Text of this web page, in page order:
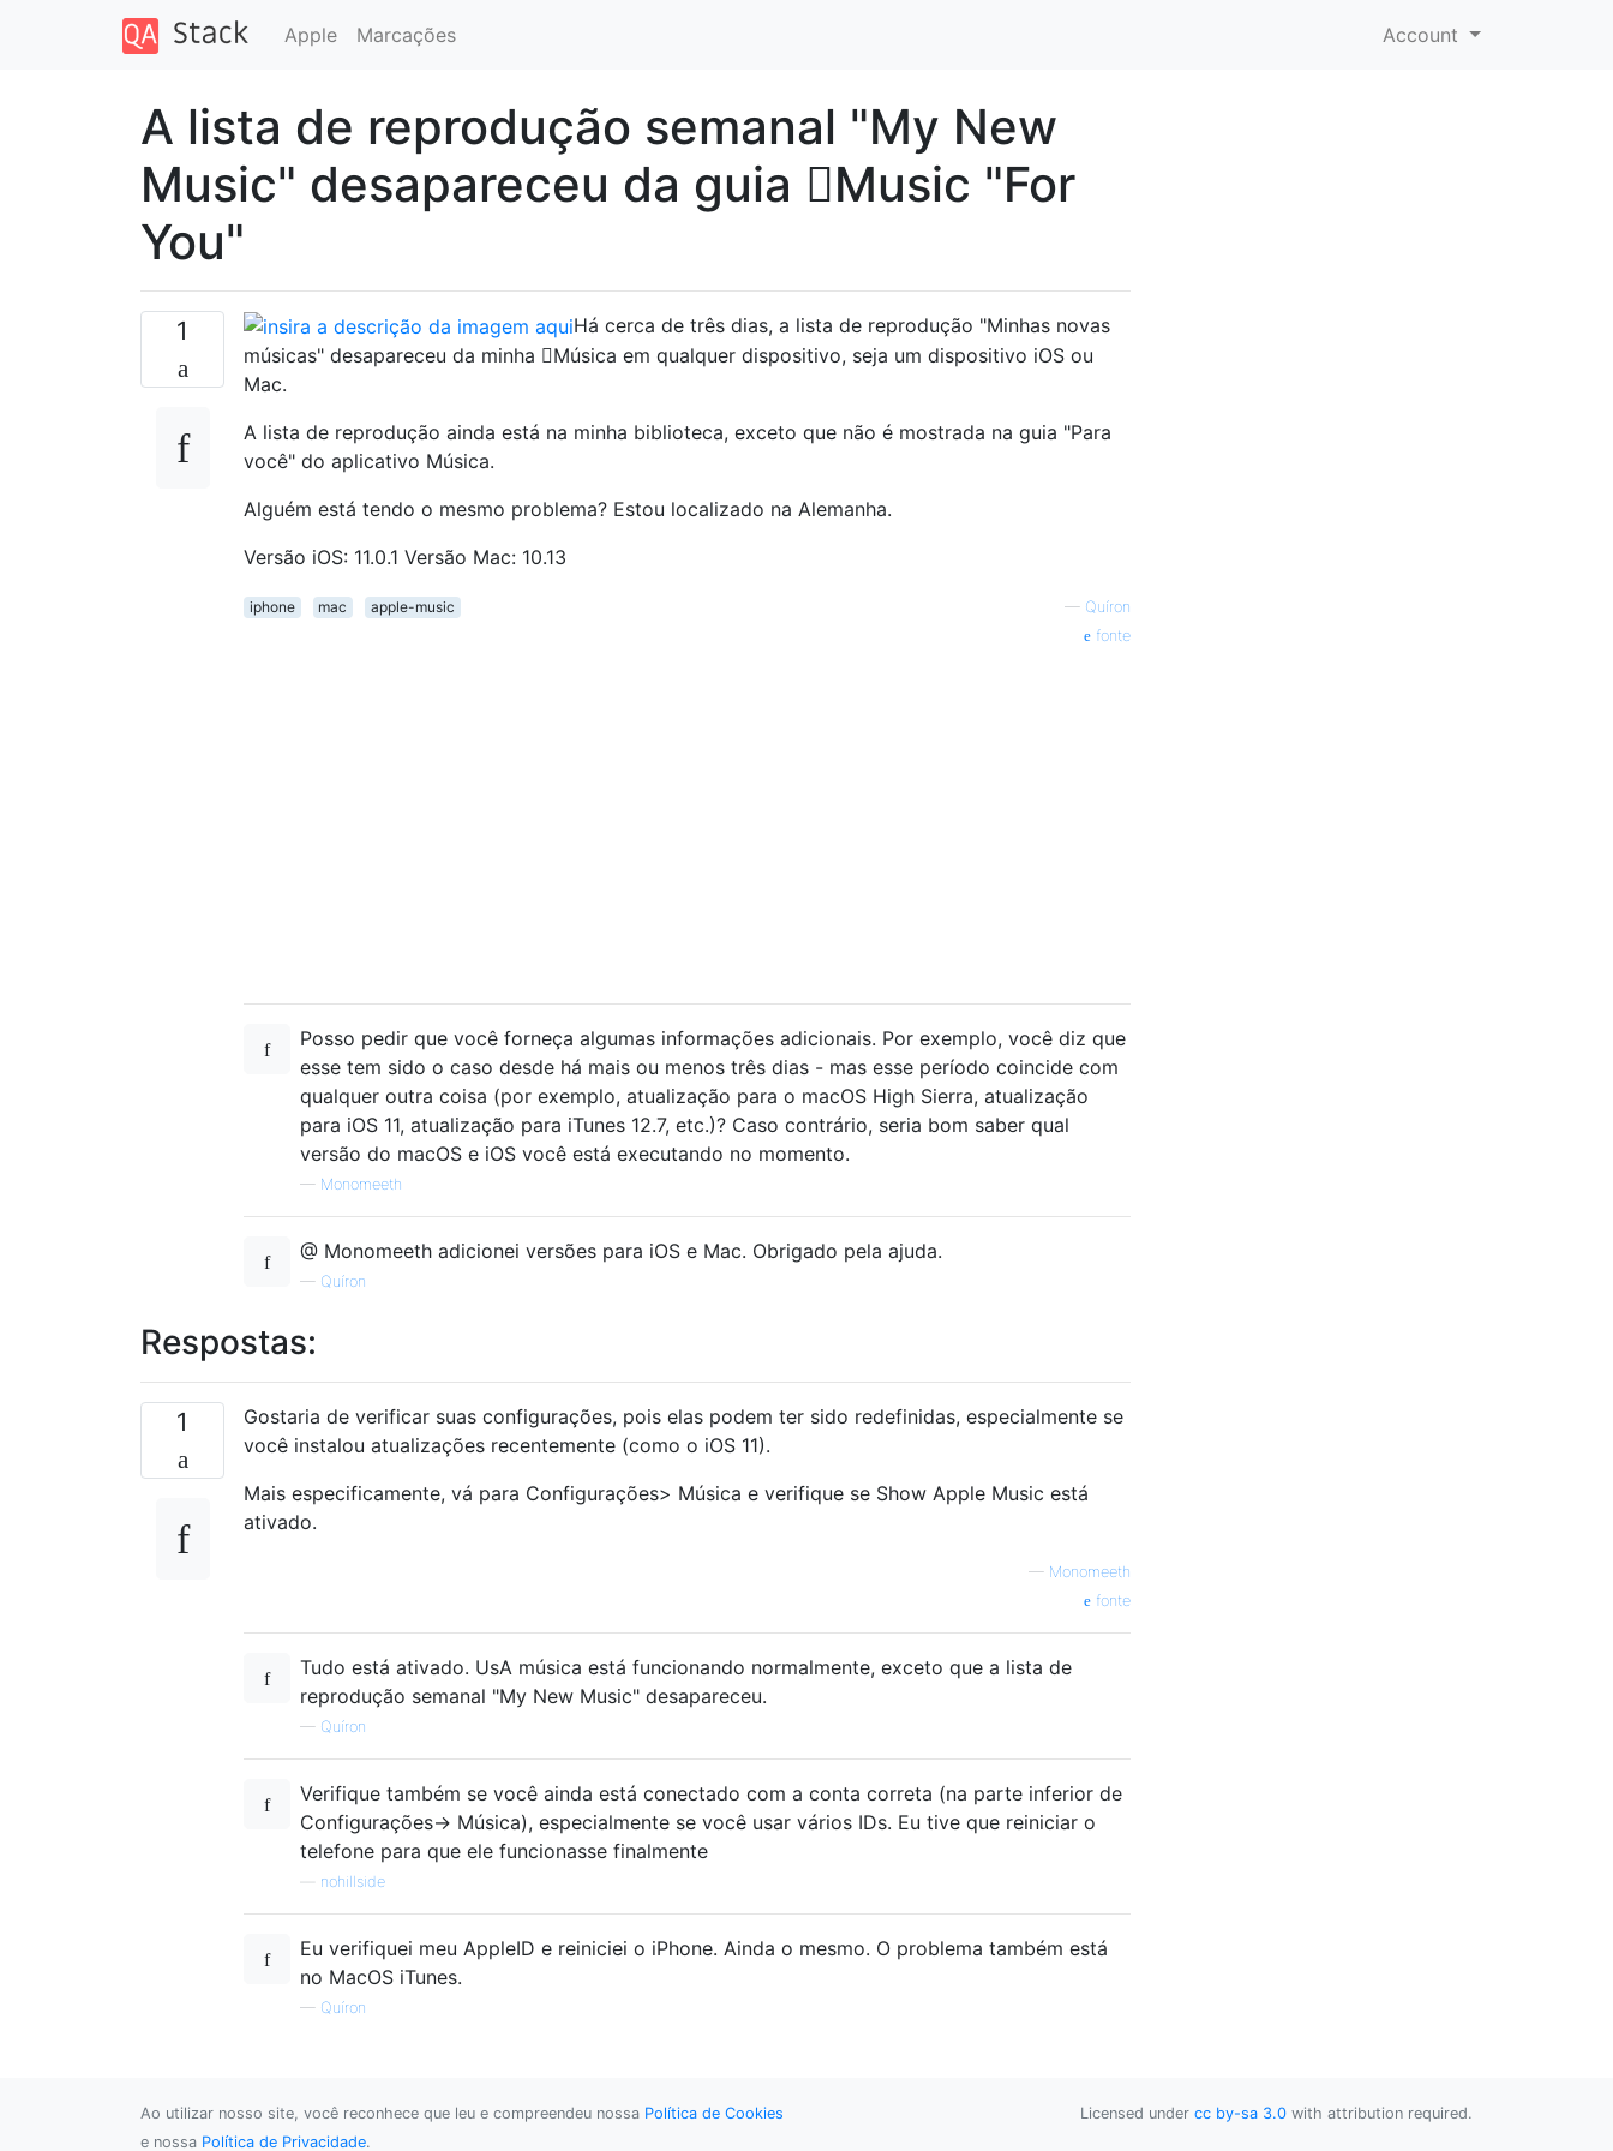
Apple Marcações Account
A lista de reprodução semanal "My New
Music" desapareceu da guia Music "For
You"
1
Há cerca de três dias, a lista de reprodução "Minhas novas
músicas" desapareceu da minha Música em qualquer dispositivo, seja um dispositivo iOS ou
Mac.
A lista de reprodução ainda está na minha biblioteca, exceto que não é mostrada na guia "Para
você" do aplicativo Música.
Alguém está tendo o mesmo problema? Estou localizado na Alemanha.
Versão iOS: 11.0.1 Versão Mac: 10.13
iphone mac apple-music — Quíron
fonte
Posso pedir que você forneça algumas informações adicionais. Por exemplo, você diz que
esse tem sido o caso desde há mais ou menos três dias - mas esse período coincide com
qualquer outra coisa (por exemplo, atualização para o macOS High Sierra, atualização
para iOS 11, atualização para iTunes 12.7, etc.)? Caso contrário, seria bom saber qual
versão do macOS e iOS você está executando no momento.
— Monomeeth
@ Monomeeth adicionei versões para iOS e Mac. Obrigado pela ajuda.
— Quíron
Respostas:
1
Gostaria de verificar suas configurações, pois elas podem ter sido redefinidas, especialmente se
você instalou atualizações recentemente (como o iOS 11).
Mais especificamente, vá para Configurações> Música e verifique se Show Apple Music está
ativado.
— Monomeeth
fonte
Tudo está ativado. UsA música está funcionando normalmente, exceto que a lista de
reprodução semanal "My New Music" desapareceu.
— Quíron
Verifique também se você ainda está conectado com a conta correta (na parte inferior de
Configurações-> Música), especialmente se você usar vários IDs. Eu tive que reiniciar o
telefone para que ele funcionasse finalmente
nohillside
Eu verifiquei meu AppleID e reiniciei o iPhone. Ainda o mesmo. O problema também está
no MacOS iTunes.
— Quíron
Ao utilizar nosso site, você reconhece que leu e compreendeu nossa Política de Cookies
e nossa Política de Privacidade.
Licensed under cc by-sa 3.0 with attribution required.